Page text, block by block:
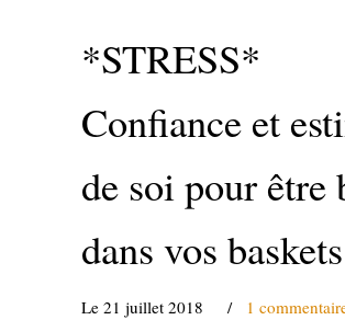
*STRESS*
Confiance et
de soi pour être
dans vos baskets
Le 21 juillet 2018 / 1